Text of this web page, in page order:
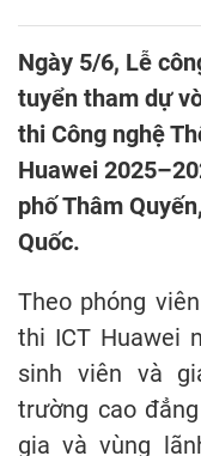
Ngày 5/6, Lễ
tuyển tham dự
thi Công nghệ
Huawei
phố Thâm
Quốc.
Theo phóng
thi ICT Huawei
sinh viên và
trường cao
gia và vùng